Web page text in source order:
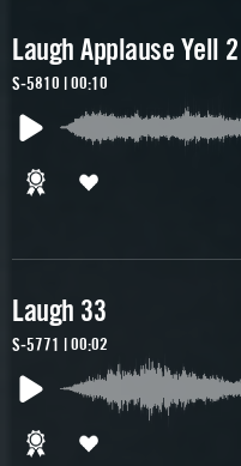
Laugh Applause Yell 2
S-5810 | 00:10
Laugh 33
S-5771 | 00:02